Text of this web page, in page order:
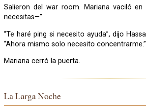
Salieron del war room. Mariana vaciló en la puerta. “Hassan, si
necesitas—”
“Te haré ping si necesito ayuda”, dijo Hassan sin levantar la vista.
“Ahora mismo solo necesito concentrarme.”
Mariana cerró la puerta.
La Larga Noche